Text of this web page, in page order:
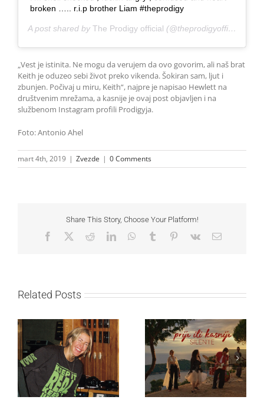
broken ….. r.i.p brother Liam #theprodigy
A post shared by The Prodigy official (@theprodigyofficial) on
„Vest je istinita. Ne mogu da verujem da ovo govorim, ali naš brat
Keith je oduzeo sebi život preko vikenda. Šokiran sam, ljut i
zbunjen. Počivaj u miru, Keith“, najpre je napisao Hewlett na
društvenim mrežama, a kasnije je ovaj post objavljen i na
službenom Instagram profili Prodigyja.
Foto: Antonio Ahel
mart 4th, 2019 | Zvezde | 0 Comments
Share This Story, Choose Your Platform!
Facebook RedditLinkedInWhatsApp
Tumblr Pinterest
Vk Email
Related Posts
Ellie Goulding otkriva
nežniju stranu novim
singlom „4 Seasons“
Silente objavio novi
singl “Prije ili kasnije”